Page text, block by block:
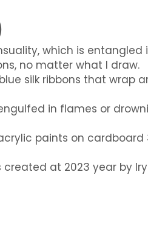
which is entangled
no matter what I draw.
silk ribbons that wrap
in flames or
paints on cardboard
at 2023 year by